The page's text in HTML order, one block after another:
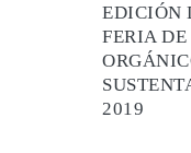
EDICIÓN
FERIA
2019